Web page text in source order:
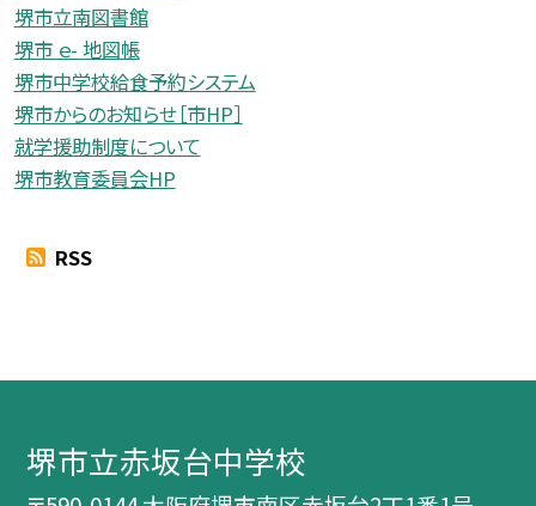
堺市立南図書館
堺市 ｅ- 地図帳
堺市中学校給食予約システム
堺市からのお知らせ［市HP］
就学援助制度について
堺市教育委員会HP
RSS
堺市立赤坂台中学校